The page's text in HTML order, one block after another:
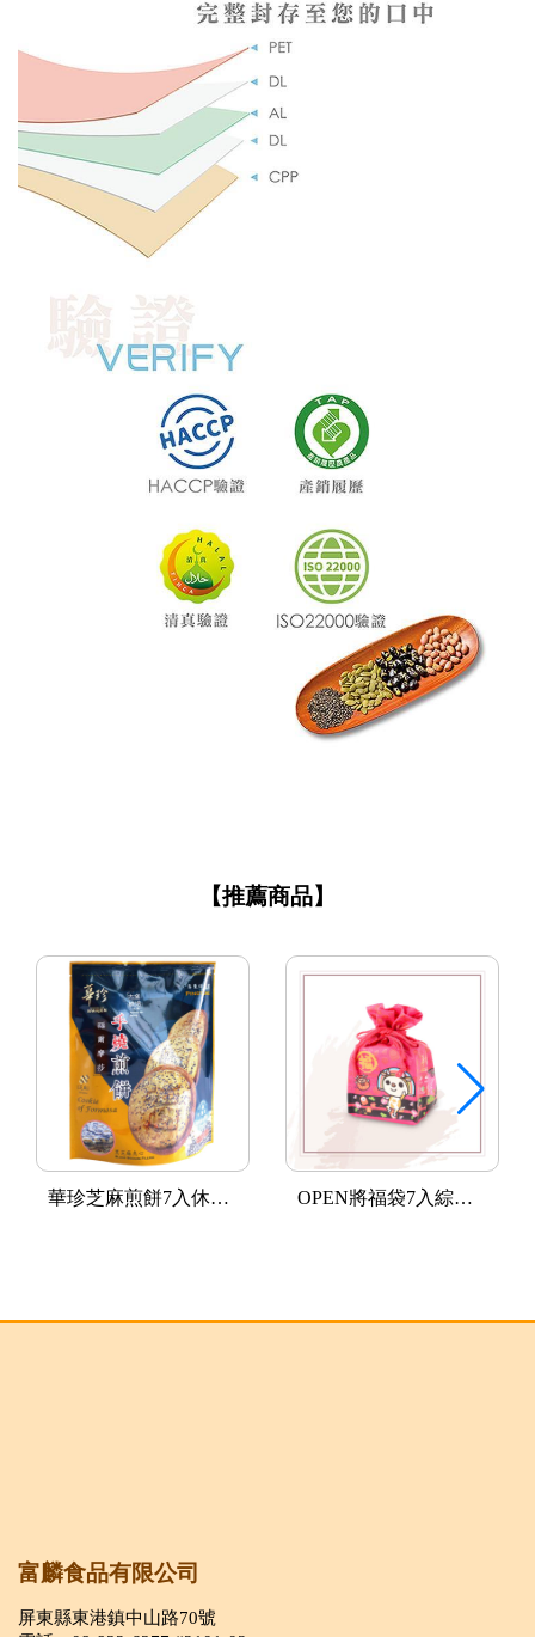
【推薦商品】
華珍芝麻煎餅7入休閒包 OPEN將福袋7入綜合煎餅
富麟食品有限公司
屏東縣東港鎮中山路70號